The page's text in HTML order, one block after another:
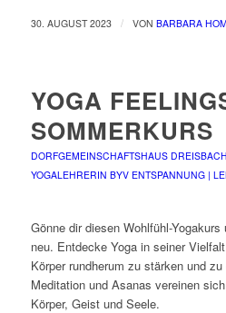
30. AUGUST 2023 / VON BARBARA
YOGA
SOMMERKURS
DORFGEMEINSCHAFTSHAUS DREISBACH
YOGALEHRERIN BYV ENTSPANNUNG |
Gönne dir diesen Wohlfühl-
neu. Entdecke Yoga in seiner
Körper rundherum zu stärken und
Meditation und Asanas vereinen
Körper, Geist und Seele.